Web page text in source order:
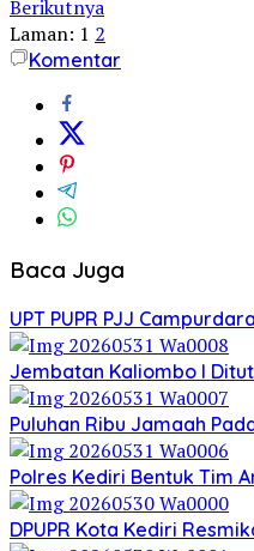
Berikutnya
Laman: 1 2
Komentar
Baca Juga
UPT PUPR PJJ
Jembatan Kaliombo I
Puluhan Ribu Jamaah
Polres Kediri Bentuk Tim
DPUPR Kota Kediri